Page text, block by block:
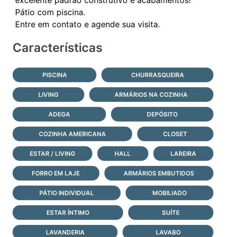
Pátio com piscina.
Características
PISCINA CHURRASQUEIRA
LIVING ARMÁRIOS NA COZINHA
ADEGA DEPÓSITO
COZINHA AMERICANA CLOSET
ESTAR / LIVING HALL LAREIRA
FORRO EM LAJE ARMÁRIOS EMBUTIDOS
PÁTIO INDIVIDUAL MOBILIADO
ESTAR ÍNTIMO SUÍTE
LAVANDERIA LAVABO